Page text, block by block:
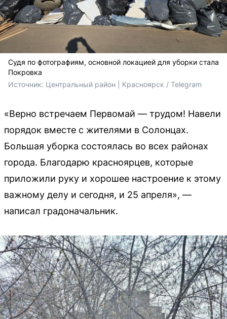
Судя по фотографиям, основной локацией для уборки стала
Покровка
Источник: Центральный район | Красноярск / Telegram
«Верно встречаем Первомай — трудом! Навели
порядок вместе с жителями в Солонцах.
Большая уборка состоялась во всех районах
города. Благодарю красноярцев, которые
приложили руку и хорошее настроение к этому
важному делу и сегодня, и 25 апреля», —
написал градоначальник.